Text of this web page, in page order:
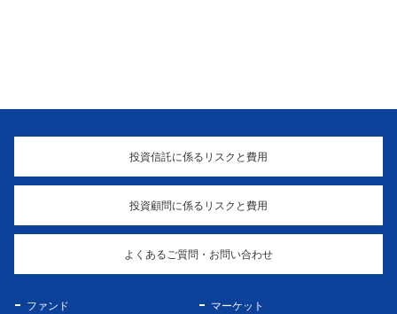
投資信託に係るリスクと費用
投資顧問に係るリスクと費用
よくあるご質問・お問い合わせ
ファンド マーケット